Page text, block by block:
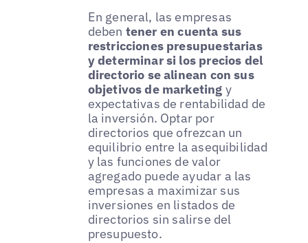
En general, las empresas
deben tener en cuenta sus
restricciones presupuestarias
y determinar si los precios del
directorio se alinean con sus
objetivos de marketing y
expectativas de rentabilidad de
la inversión. Optar por
directorios que ofrezcan un
equilibrio entre la asequibilidad
y las funciones de valor
agregado puede ayudar a las
empresas a maximizar sus
inversiones en listados de
directorios sin salirse del
presupuesto.